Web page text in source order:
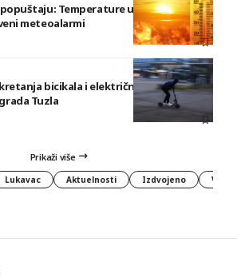
Temperature u BiH i do 41
meteoalarmi
bicikala i električnih romobila u
Tuzla
Prikaži više
Lukavac Aktuelnosti Izdvojeno